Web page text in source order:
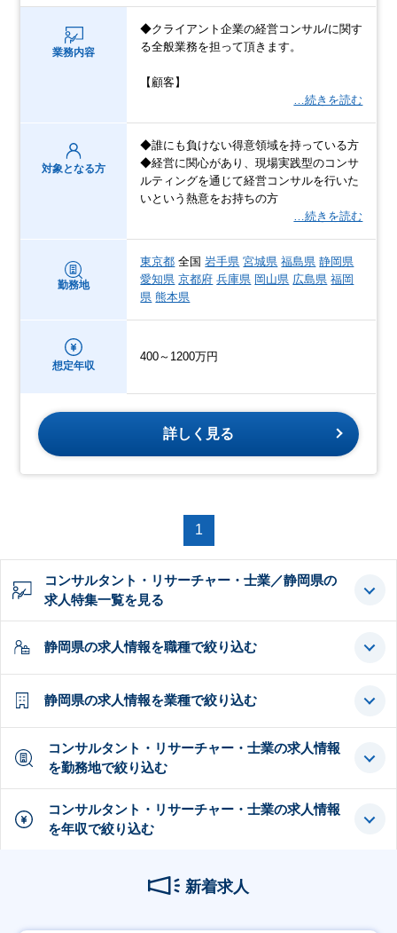
業務内容
◆クライアント企業の経営コンサル/に関す
る全般業務を担って頂きます。
【顧客】
…続きを読む
対象となる方
◆誰にも負けない得意領域を持っている方
◆経営に関心があり、現場実践型のコンサ
ルティングを通じて経営コンサルを行いた
いという熱意をお持ちの方
…続きを読む
勤務地
東京都 全国岩手県 宮城県 福島県 静岡県
愛知県 京都府 兵庫県 岡山県 広島県 福岡
県 熊本県
想定年収
400～1200万円
詳しく見る
1
コンサルタント・リサーチャー・士業／静岡県の
求人特集一覧を見る
静岡県の求人情報を職種で絞り込む
静岡県の求人情報を業種で絞り込む
コンサルタント・リサーチャー・士業の求人情報
を勤務地で絞り込む
コンサルタント・リサーチャー・士業の求人情報
を年収で絞り込む
新着求人